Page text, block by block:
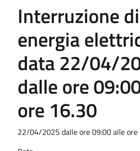
Interruzione di
energia
data 22/04/
dalle ore
ore 16.30
22/04/2025 dalle ore 09:00 alle ore